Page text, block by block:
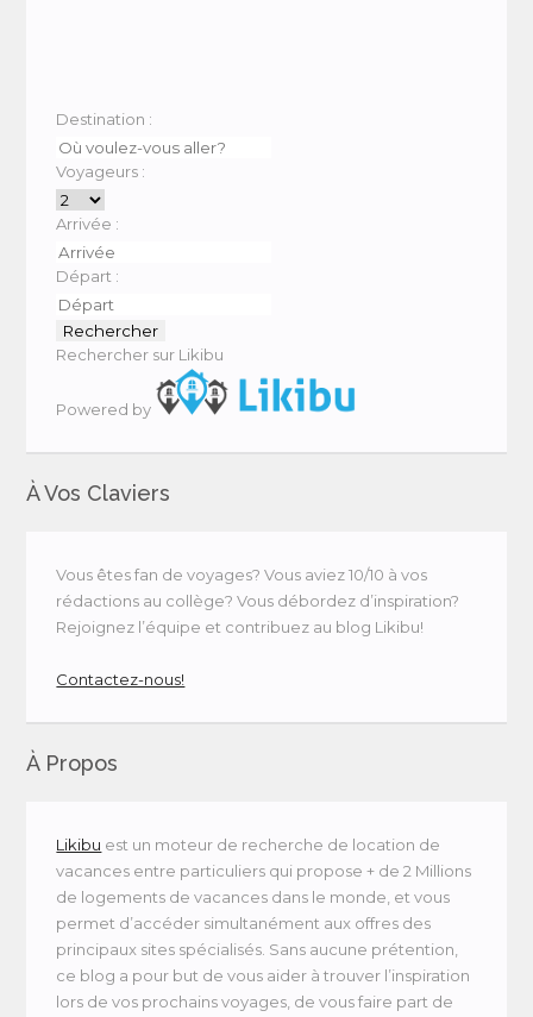
Destination :
Voyageurs :
Arrivée :
Départ :
Rechercher sur Likibu
Powered by
À Vos Claviers
Vous êtes fan de voyages? Vous aviez 10/10 à vos
rédactions au collège? Vous débordez d’inspiration?
Rejoignez l’équipe et contribuez au blog Likibu!
Contactez-nous!
À Propos
Likibu est un moteur de recherche de location de
vacances entre particuliers qui propose + de 2 Millions
de logements de vacances dans le monde, et vous
permet d’accéder simultanément aux offres des
principaux sites spécialisés. Sans aucune prétention,
ce blog a pour but de vous aider à trouver l’inspiration
lors de vos prochains voyages, de vous faire part de